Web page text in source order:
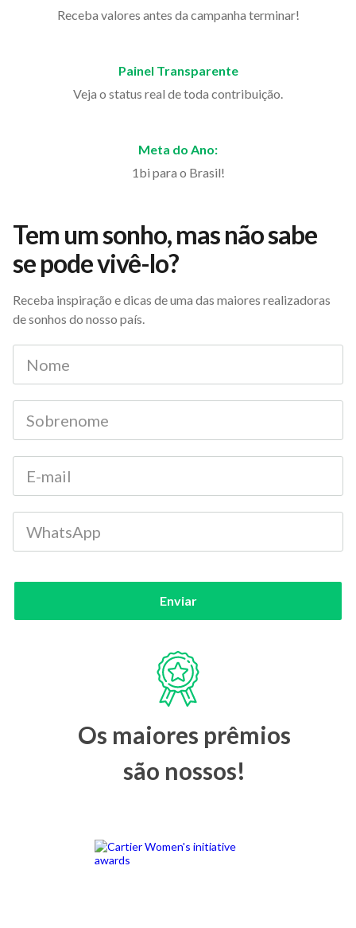
Receba valores antes da campanha terminar!
Painel Transparente
Veja o status real de toda contribuição.
Meta do Ano:
1bi para o Brasil!
Tem um sonho, mas não sabe
se pode vivê-lo?
Receba inspiração e dicas de uma das maiores realizadoras
de sonhos do nosso país.
Enviar
Os maiores prêmios
são nossos!